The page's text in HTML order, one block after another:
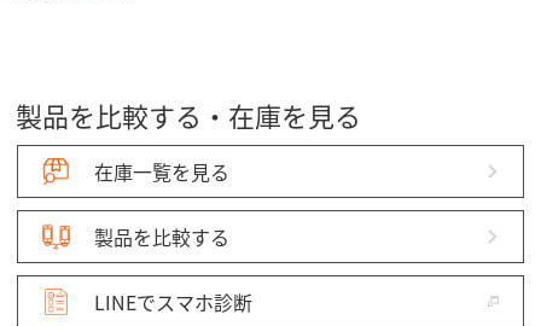
製品を比較する・在庫を見る
在庫一覧を見る
製品を比較する
LINEでスマホ診断